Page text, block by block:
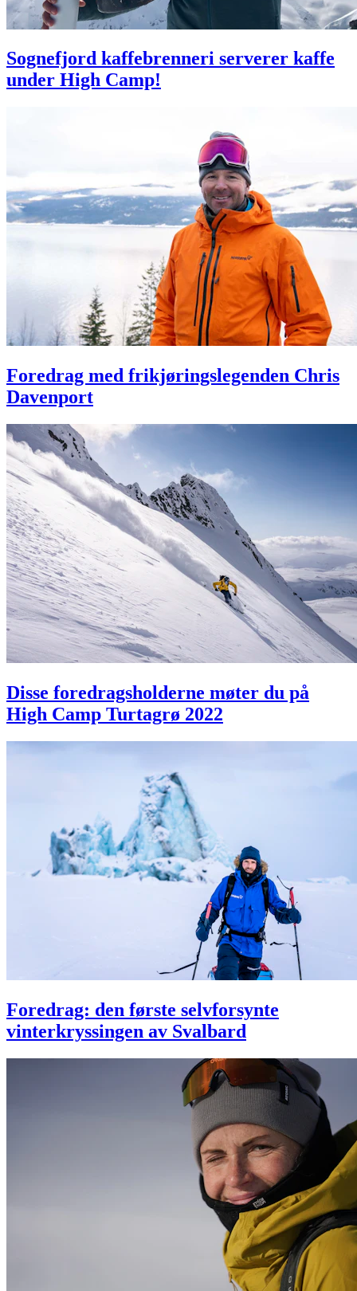
Sognefjord kaffebrenneri serverer kaffe
under High Camp!
Foredrag med frikjøringslegenden Chris
Davenport
Disse foredragsholderne møter du på
High Camp Turtagrø 2022
Foredrag: den første selvforsynte
vinterkryssingen av Svalbard